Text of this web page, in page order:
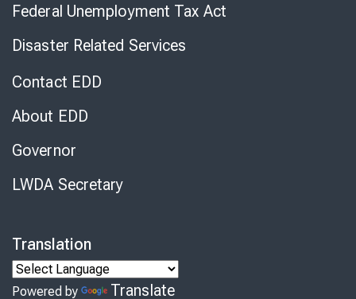
Federal Unemployment Tax Act
Disaster Related Services
Contact EDD
About EDD
Governor
LWDA Secretary
Translation
Powered by Translate